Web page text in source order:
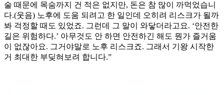
술 때문에 목숨까지 건 적은 없지만, 돈은 참 많이 까먹었습니
다.(웃음) 노후에 도움 되려고 한 일인데 오히려 리스크가 될까
봐 걱정할 때도 있었죠. 그런데 그 말이 와닿더라고요. ‘안전한
길은 위험하다.’ 아무것도 안 하면 안전하긴 해도 뭔가 즐거움
이 없잖아요. 그거야말로 노후 리스크죠. 그래서 기왕 시작한
거 최대한 부딪혀보려 합니다.”